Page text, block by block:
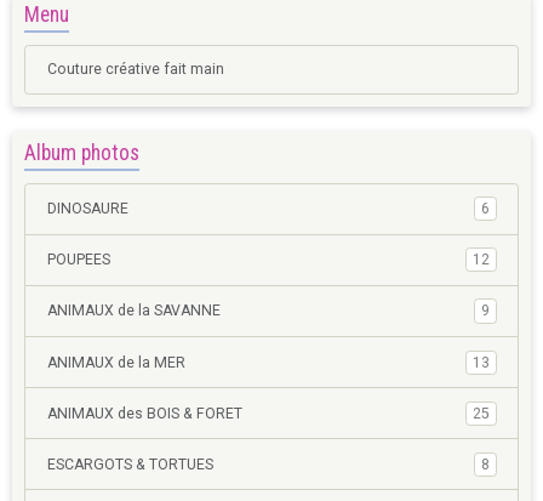
Menu
Couture créative fait main
Album photos
DINOSAURE 6
POUPEES 12
ANIMAUX de la SAVANNE 9
ANIMAUX de la MER 13
ANIMAUX des BOIS & FORET 25
ESCARGOTS & TORTUES 8